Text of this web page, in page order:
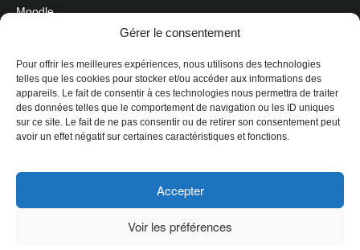
Gérer le consentement
Pour offrir les meilleures expériences, nous utilisons des technologies
telles que les cookies pour stocker et/ou accéder aux informations des
appareils. Le fait de consentir à ces technologies nous permettra de traiter
des données telles que le comportement de navigation ou les ID uniques
sur ce site. Le fait de ne pas consentir ou de retirer son consentement peut
avoir un effet négatif sur certaines caractéristiques et fonctions.
Accepter
Voir les préférences
Moodle
OÙ NOUS TROUVER
Campus principal
3800, rue Sherbrooke Est
Montréal (Québec) H1X 2A2
Consultez lesheures d'ouverture
© 2026 Collège de Maisonneuve. Tous droits réservés.